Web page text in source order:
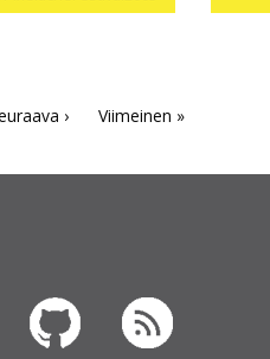
› Viimeinen »